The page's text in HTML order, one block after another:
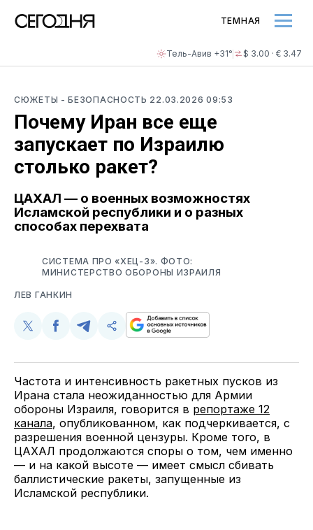
Тель-Авив +31° $ 3.00 · € 3.47
ТЕМНАЯ
СЮЖЕТЫ - БЕЗОПАСНОСТЬ 22.03.2026 09:53
Почему Иран все еще
запускает по Израилю
столько ракет?
ЦАХАЛ — о военных возможностях
Исламской республики и о разных
способах перехвата
СИСТЕМА ПРО «ХЕЦ-3». ФОТО:
МИНИСТЕРСТВО ОБОРОНЫ ИЗРАИЛЯ
ЛЕВ ГАНКИН
Поделиться
Twitter
Поделиться
Facebook
Поделиться
Telegram
Скопируйте
поделитесь
Частота и интенсивность ракетных пусков из
Ирана стала неожиданностью для Армии
обороны Израиля, говорится в репортаже 12
канала, опубликованном, как подчеркивается, с
разрешения военной цензуры. Кроме того, в
ЦАХАЛ продолжаются споры о том, чем именно
— и на какой высоте — имеет смысл сбивать
баллистические ракеты, запущенные из
Исламской республики.